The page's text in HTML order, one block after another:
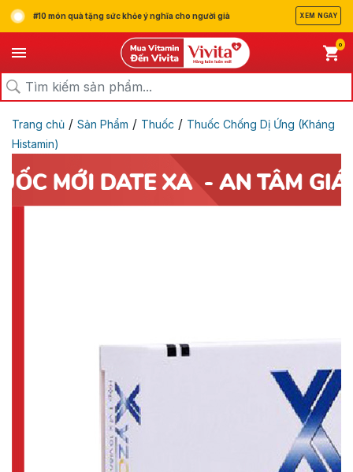
#10 món quà tặng sức khỏe ý nghĩa cho người già XEM NGAY
0
Trang chủ / Sản Phẩm / Thuốc / Thuốc Chống Dị Ứng (Kháng
Histamin)